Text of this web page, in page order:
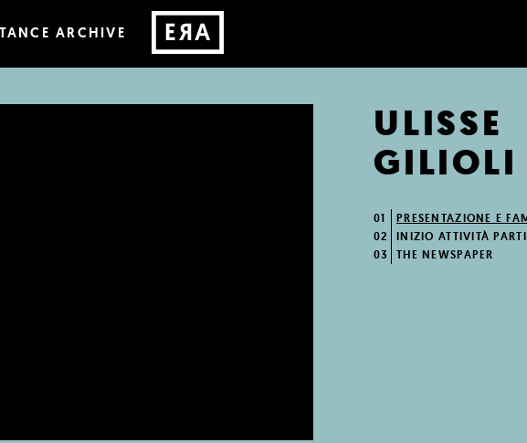
ARCHIVE
ULISSE
GILIOLI
01
PRESENTAZIONE E
02
INIZIO ATTIVITÀ
03
THE NEWSPAPER